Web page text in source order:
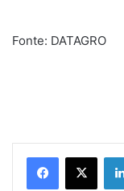
Fonte: DATAGRO